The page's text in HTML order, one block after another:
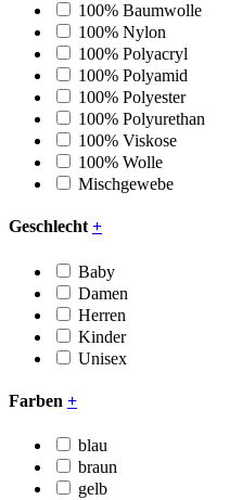
100% Baumwolle
100% Nylon
100% Polyacryl
100% Polyamid
100% Polyester
100% Polyurethan
100% Viskose
100% Wolle
Mischgewebe
Geschlecht +
Baby
Damen
Herren
Kinder
Unisex
Farben +
blau
braun
gelb